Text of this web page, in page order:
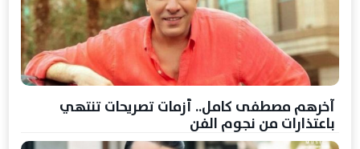
آخرهم مصطفى كامل.. أزمات تصريحات تنتهي
باعتذارات من نجوم الفن